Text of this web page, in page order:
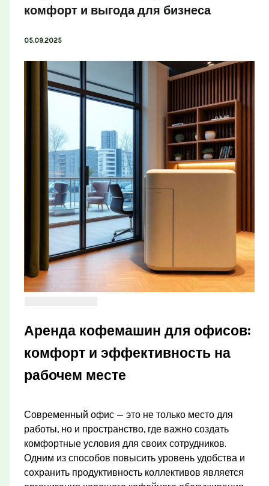
комфорт и выгода для бизнеса
05.09.2025
Аренда кофемашин для офисов:
комфорт и эффективность на
рабочем месте
Современный офис — это не только место для
работы, но и пространство, где важно создать
комфортные условия для своих сотрудников.
Одним из способов повысить уровень удобства и
сохранить продуктивность коллективов является